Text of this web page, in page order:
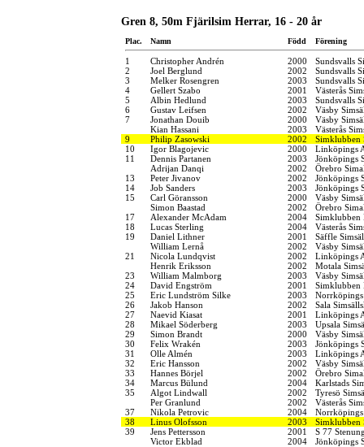
Gren 8, 50m Fjärilsim Herrar, 16 - 20 år
Plac. Namn Född Förening
1 Christopher Andrén 2000
Sundsvalls
2
Joel Berglund 2002
Sundsvalls
3
Melker Rosengren 2003
Sundsvalls
4
Gellert Szabo 2001
Västerås
5
Albin Hedlund 2003
Sundsvalls
6
Gustav Leifsen 2002
Väsby
7
Jonathan Douib 2000
Väsby
Kian Hassani
2003
Västerås
9
Philip Zasowski 2002
Simklubben
10
Igor Blagojevic 2000
Linköpings
11
Dennis Partanen 2003
Jönköpings
Adrijan Danqi
2002
Örebro
13
Peter Jivanov 2002
Jönköpings
14
Job Sanders 2003
Jönköpings
15
Carl Göransson 2000
Väsby
Simon Baastad
2002
Örebro
17
Alexander McAdam 2004
Simklubben
18
Lucas Sterling 2004
Västerås
19
Daniel Lithner 2001
Säffle
William Lernå
2002
Väsby
21
Nicola Lundqvist 2002
Linköpings
Henrik Eriksson
2002
Motala
23
William Malmborg 2003
Väsby
24
David Engström 2001
Simklubben
25
Eric Lundström Silke 2003
26
Jakob Hanson 2002
Sala
27
Naevid Kiasat 2001
Linköpings
28
Mikael Söderberg 2003
Upsala
29
Simon Brandt 2000
Väsby
30
Felix Wrakén 2003
Jönköpings
31
Olle Almén 2003
Linköpings
32
Eric Hansson 2002
Väsby
33
Hannes Börjel 2002
Örebro
34
Marcus Bülund 2004
Karlstads
35
Algot Lindwall 2002
Tyresö
Per Granlund
2002
Västerås
37
Nikola Petrovic 2004
38
Linus Olofsson 2003
Simklubben
39
Jens Pettersson 2001
S 77
Victor Ekblad
2004 Jönköpings